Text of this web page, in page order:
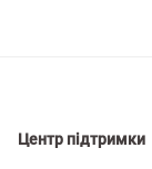
Центр підтримки